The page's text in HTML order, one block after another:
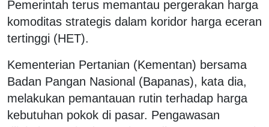
Pemerintah terus memantau pergerakan harga
komoditas strategis dalam koridor harga eceran
tertinggi (HET).
Kementerian Pertanian (Kementan) bersama
Badan Pangan Nasional (Bapanas), kata dia,
melakukan pemantauan rutin terhadap harga
kebutuhan pokok di pasar. Pengawasan